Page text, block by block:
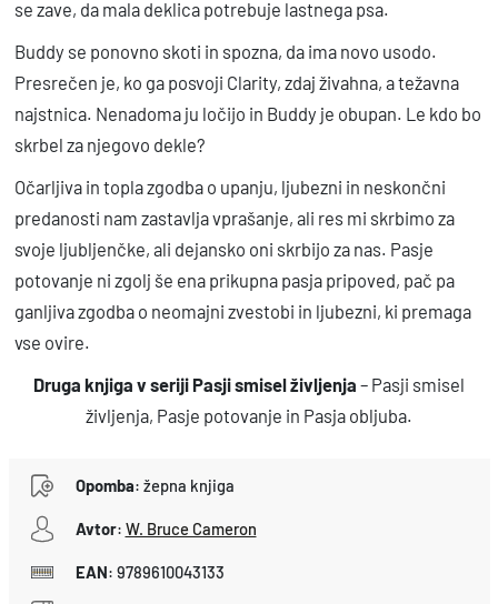
a
se zave, da mala deklica potrebuje lastnega psa.
Buddy se ponovno skoti in spozna, da ima novo usodo.
Presrečen je, ko ga posvoji Clarity, zdaj živahna, a težavna
najstnica. Nenadoma ju ločijo in Buddy je obupan. Le kdo bo
skrbel za njegovo dekle?
Očarljiva in topla zgodba o upanju, ljubezni in neskončni
predanosti nam zastavlja vprašanje, ali res mi skrbimo za
svoje ljubljenčke, ali dejansko oni skrbijo za nas. Pasje
potovanje ni zgolj še ena prikupna pasja pripoved, pač pa
ganljiva zgodba o neomajni zvestobi in ljubezni, ki premaga
vse ovire.
Druga knjiga v seriji Pasji smisel življenja – Pasji smisel
življenja, Pasje potovanje in Pasja obljuba.
Opomba: žepna knjiga
Avtor: W. Bruce Cameron
EAN: 9789610043133